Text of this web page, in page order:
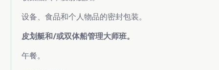
设备、食品和个人物品的密封包装。
皮划艇和/或双体船管理大师班。
午餐。